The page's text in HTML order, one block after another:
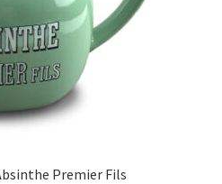
Premier Fils